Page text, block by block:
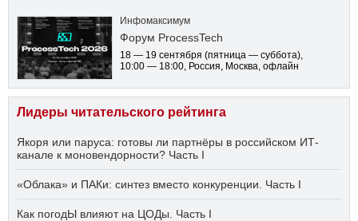
Инфомаксимум
Форум ProcessTech
18 — 19 сентября (пятница — суббота)
10:00 — 18:00 , Россия, Москва, офлайн
Лидеры читательского рейтинга
Якоря или паруса: готовы ли партнёры в российском ИТ-
канале к моновендорности? Часть I
«Облака» и ПАКи: синтез вместо конкуренции. Часть I
Как погодЫ влияют на ЦОДы. Часть I